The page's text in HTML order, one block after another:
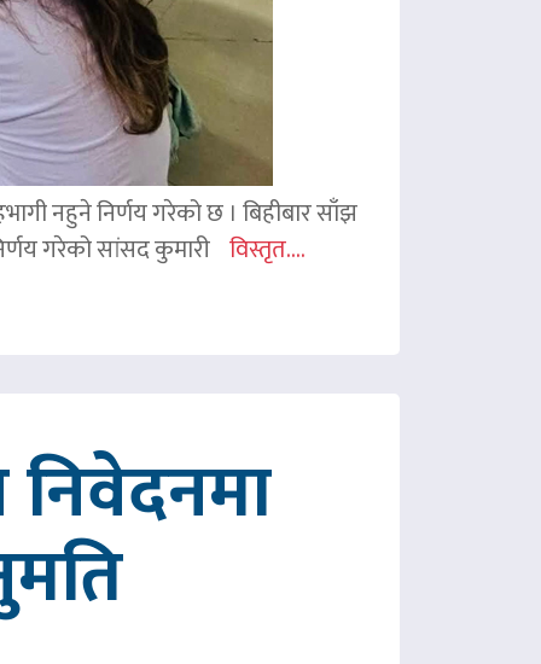
नहुने निर्णय गरेको छ । बिहीबार साँझ
गरेको सांसद कुमारी विस्तृत....